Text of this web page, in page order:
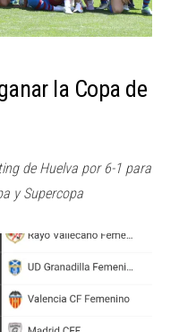
la Copa de
de Huelva por 6-1 para
y Supercopa